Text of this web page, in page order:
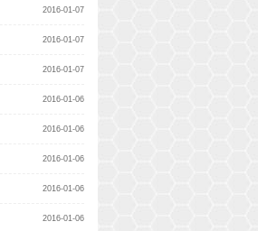
2016-01-07
2016-01-07
2016-01-07
2016-01-06
2016-01-06
2016-01-06
2016-01-06
2016-01-06